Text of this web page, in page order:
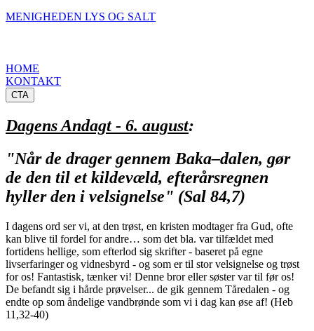
MENIGHEDEN LYS OG SALT
HOME
KONTAKT
CTA
Dagens Andagt - 6. august:
"Når de drager gennem Baka–dalen, gør
de den til et kildevæld, efterårsregnen
hyller den i velsignelse" (Sal 84,7)
I dagens ord ser vi, at den trøst, en kristen modtager fra Gud, ofte
kan blive til fordel for andre… som det bla. var tilfældet med
fortidens hellige, som efterlod sig skrifter - baseret på egne
livserfaringer og vidnesbyrd - og som er til stor velsignelse og trøst
for os! Fantastisk, tænker vi! Denne bror eller søster var til før os!
De befandt sig i hårde prøvelser... de gik gennem Tåredalen - og
endte op som åndelige vandbrønde som vi i dag kan øse af! (Heb
11,32-40)